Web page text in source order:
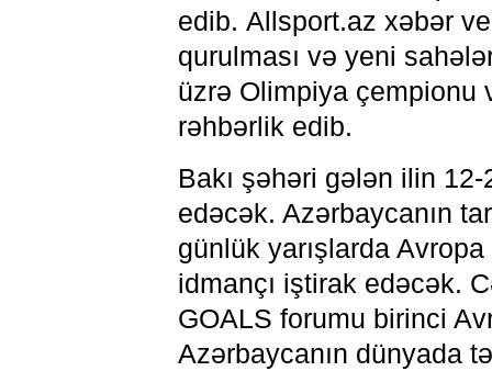
edib. Allsport.az xəbər
qurulması və yeni
üzrə Olimpiya çempionu
rəhbərlik edib.
Bakı şəhəri gələn ilin
edəcək. Azərbaycanın
günlük yarışlarda
idmançı iştirak edəcək.
GOALS forumu birinci
Azərbaycanın dünyada